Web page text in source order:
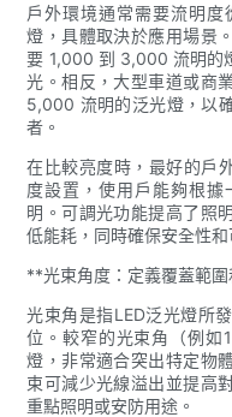
戶外環境通常需要流明
燈，具體取決於應用場景
要 1,000 到 3,000 流明的
光。相反，大型車道或商
5,000 流明的泛光燈，以
者。
在比較亮度時，最好的戶
度設置，使用戶能夠根
明。可調光功能提高了照
低能耗，同時確保安全性和
**光束角度：定義覆蓋範
光束角是指LED泛光燈所
位。較窄的光束角（例如
燈，非常適合突出特定物
束可減少光線溢出並提高
重點照明或安防用途。